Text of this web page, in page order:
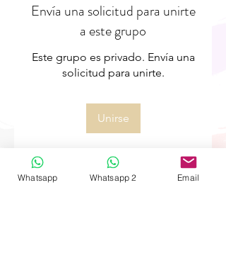
Envía una solicitud para unirte
a este grupo
Este grupo es privado. Envía una
solicitud para unirte.
Unirse
Whatsapp Whatsapp 2 Email